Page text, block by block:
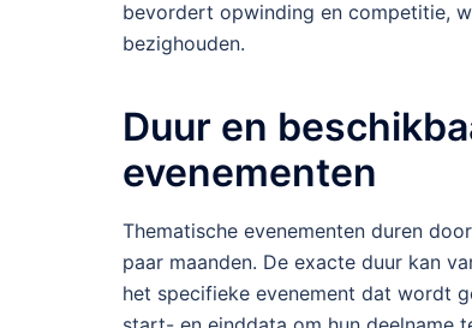
bevordert opwinding en competitie,
bezighouden.
Duur en
evenementen
Thematische evenementen duren
paar maanden. De exacte duur kan
het specifieke evenement dat wordt